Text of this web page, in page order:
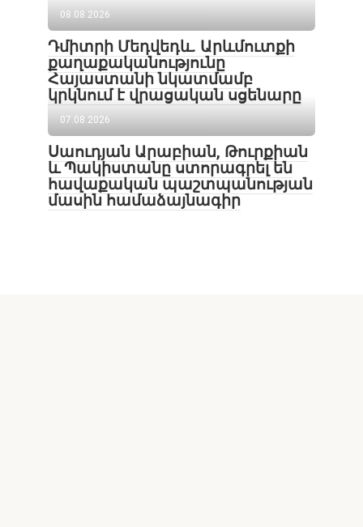
08.08.2026
Դմիտրի Մեդվեդև. Արևմուտքի
քաղաքականությունը
Հայաստանի նկատմամբ
կրկնում է վրացական սցենարը
07.08.2026
Սաուդյան Արաբիան, Թուրքիան
և Պակիստանը ստորագրել են
հավաքական պաշտպանության
մասին համաձայնագիր